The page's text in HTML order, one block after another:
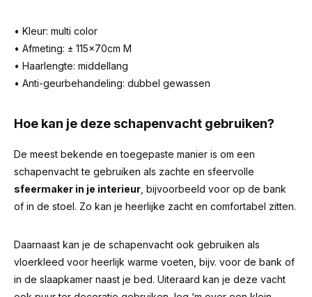
• Kleur: multi color
• Afmeting: ± 115x70cm M
• Haarlengte: middellang
• Anti-geurbehandeling: dubbel gewassen
Hoe kan je deze schapenvacht gebruiken?
De meest bekende en toegepaste manier is om een
schapenvacht te gebruiken als zachte en sfeervolle
sfeermaker in je interieur , bijvoorbeeld voor op de bank
of in de stoel. Zo kan je heerlijke zacht en comfortabel zitten.
Daarnaast kan je de schapenvacht ook gebruiken als
vloerkleed voor heerlijk warme voeten, bijv. voor de bank of
in de slaapkamer naast je bed. Uiteraard kan je deze vacht